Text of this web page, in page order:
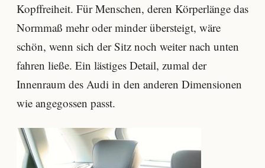
Kopffreiheit. Für Menschen, deren Körperlänge das
Normmaß mehr oder minder übersteigt, wäre
schön, wenn sich der Sitz noch weiter nach unten
fahren ließe. Ein lästiges Detail, zumal der
Innenraum des Audi in den anderen Dimensionen
wie angegossen passt.